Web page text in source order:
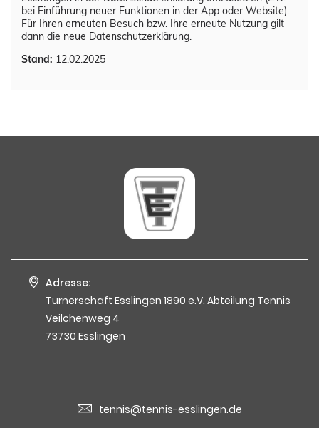
Adresse:
Turnerschaft Esslingen 1890 e.V. Abteilung Tennis
Veilchenweg 4
73730 Esslingen
tennis@tennis-esslingen.de